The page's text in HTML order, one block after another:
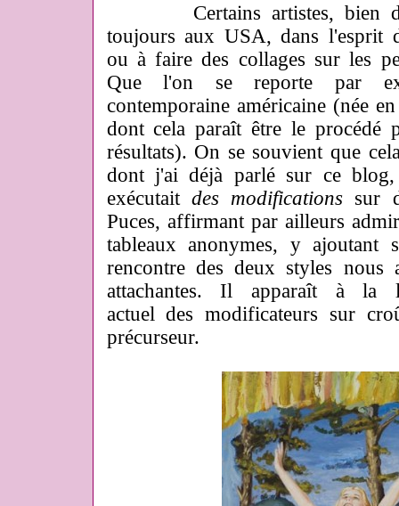
Certains artistes, bien
toujours aux USA, dans l'esprit
ou à faire des collages sur les
Que l'on se reporte par
contemporaine américaine (née
dont cela paraît être le procédé
résultats). On se souvient que
dont j'ai déjà parlé sur ce
exécutait des modifications sur
Puces, affirmant par ailleurs
tableaux anonymes, y ajoutant
rencontre des deux styles nous
attachantes. Il apparaît à la
actuel des modificateurs sur
précurseur.